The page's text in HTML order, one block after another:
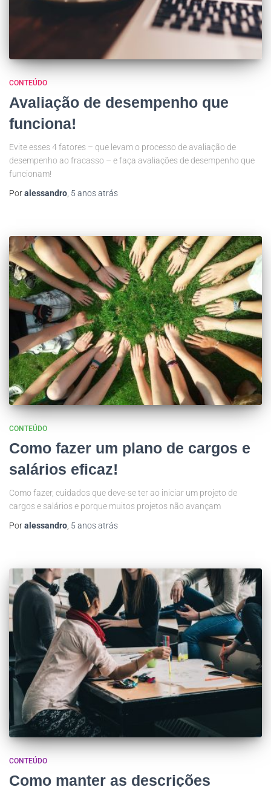
CONTEÚDO
Avaliação de desempenho que
funciona!
Evite esses 4 fatores – que levam o processo de avaliação de
desempenho ao fracasso – e faça avaliações de desempenho que
funcionam!
Poralessandro, 5 anosatrás
CONTEÚDO
Como fazer um plano de cargos e
salários eficaz!
Como fazer, cuidados que deve-se ter ao iniciar um projeto de
cargos e salários e porque muitos projetos não avançam
Poralessandro 5 anosatrás
CONTEÚDO
Como manter as descrições